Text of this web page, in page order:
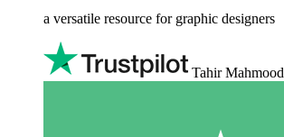
a versatile resource for graphic designers
Tahir Mahmood